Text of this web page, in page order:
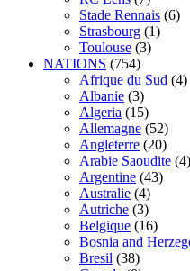
Stade Rennais (6)
Strasbourg (1)
Toulouse (3)
NATIONS (754)
Afrique du Sud (4)
Albanie (3)
Algeria (15)
Allemagne (52)
Angleterre (20)
Arabie Saoudite (4)
Argentine (43)
Australie (4)
Autriche (3)
Belgique (16)
Bosnia and
Bresil (38)